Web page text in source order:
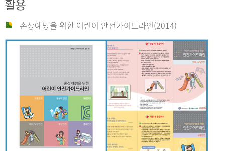
활용
손상예방을 위한 어린이 안전가이드라인(2014)